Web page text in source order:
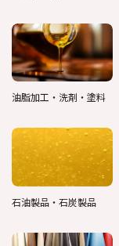
油脂加工・洗剤・塗料
石油製品・石炭製品